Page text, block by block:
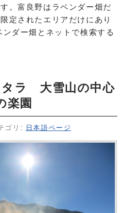
。富良野はラベンダー畑だ
定されたエリアだけにあり
ダー畑とネットで検索する
ラ 大雪山の中心
楽園
ゴリ: 日本語ページ